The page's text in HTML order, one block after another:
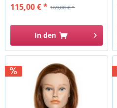
169,00 € *
115,00 € *
In den